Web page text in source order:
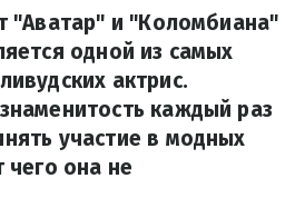
"Аватар" и "Коломбиана"
одной из самых
актрис.
каждый раз
участие в модных
чего она не